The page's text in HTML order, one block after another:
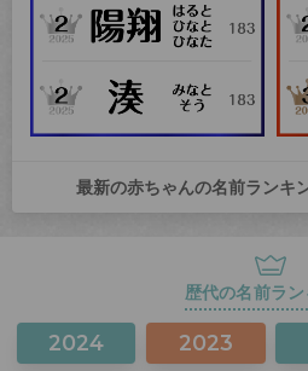
最新の赤ちゃんの名前ランキ
歴代の名前ラ
2024 2023